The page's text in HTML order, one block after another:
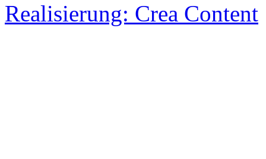
Realisierung: Crea Content